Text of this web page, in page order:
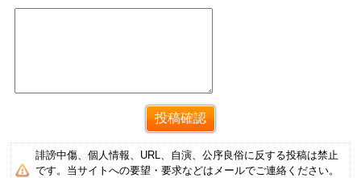
誹謗中傷、個人情報、URL、自演、公序良俗に反する投稿は禁止
です。当サイトへの要望・要求などはメールでご連絡ください。